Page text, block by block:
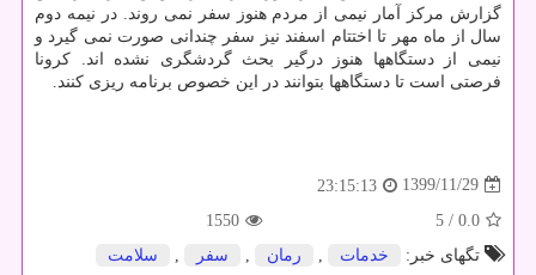
گزارش مرکز آمار نیمی از مردم هنوز سفر نمی روند. در نیمه دوم
سال از ماه مهر تا اختتام اسفند نیز سفر چندانی صورت نمی گیرد و
نیمی از دستگاهها هنوز درگیر بحث گردشگری نشده اند. کرونا
فرصتی است تا دستگاهها بتوانند در این خصوص برنامه ریزی کنند.
1399/11/29
23:15:13
0.0
/ 5
1550
تگهای خبر:
خدمات رمان سفر سلامت